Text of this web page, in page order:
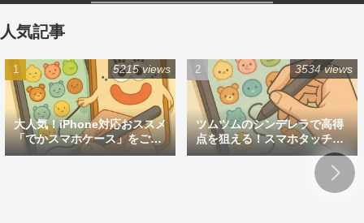
人気記事
大人気！iPhone対応おススメ
「でかスマホケース」をご紹
介
5215 views
ツムツムのシンデレラで高得
点を狙える！スマホタッチペ
ン
3534 views